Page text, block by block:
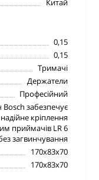
Китай
0,15
0,15
Тримачі
Держатели
Професійний
забезпечує
надійне кріплення
приймачів LR 6
загвинчування
170х83х70
170х83х70